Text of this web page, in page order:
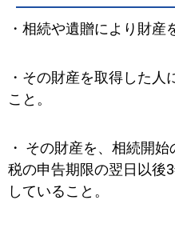
・相続や遺贈により財産
・その財産を取得した人
こと。
・ その財産を、相続開
税の申告期限の翌日以後
していること。